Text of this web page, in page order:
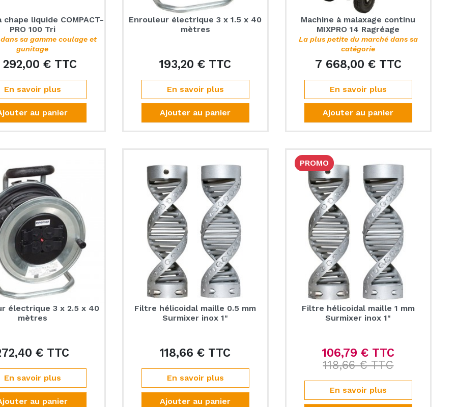
chape liquide COMPACT-
PRO 100 Tri
sa gamme coulage et
gunitage
292,00 € TTC
En savoir plus
au panier
Enrouleur électrique 3 x 1.5 x 40
mètres
193,20 € TTC
En savoir plus
Ajouter au panier
Machine à malaxage continu
MIXPRO 14 Ragréage
La plus petite du marché dans sa
catégorie
7 668,00 € TTCPrix
En savoir plus
Ajouter au panier
électrique 3 x 2.5 x 40
mètres
€ TTC
En savoir plus
au panier
Filtre hélicoidal maille 0.5 mm
Surmixer inox 1"
118,66 € TTC
En savoir plus
Ajouter au panier
Filtre hélicoidal maille 1 mm
Surmixer inox 1"
106,79 € TTCPrix de base
118,66 € TTCPrix
En savoir plus
PROMO